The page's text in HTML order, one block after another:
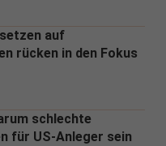
auf
rücken in den Fokus
schlechte
für US-Anleger sein